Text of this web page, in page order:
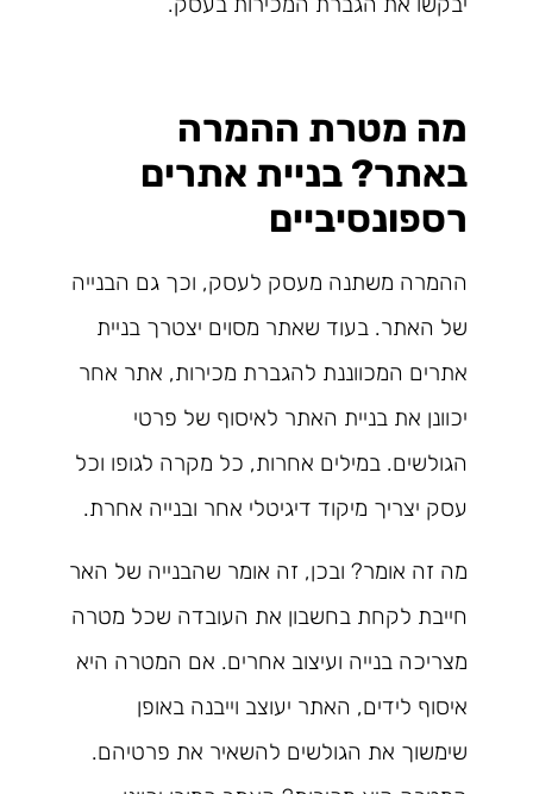
מה מטרת ההמרה
באתר? בניית אתרים
רספונסיביים
ההמרה משתנה מעסק לעסק, וכך גם הבנייה
של האתר. בעוד שאתר מסוים יצטרך בניית
אתרים המכווננת להגברת מכירות, אתר אחר
יכוונן את בניית האתר לאיסוף של פרטי
הגולשים. במילים אחרות, כל מקרה לגופו וכל
עסק יצריך מיקוד דיגיטלי אחר ובנייה אחרת.
מה זה אומר? ובכן, זה אומר שהבנייה של האר
חייבת לקחת בחשבון את העובדה שכל מטרה
מצריכה בנייה ועיצוב אחרים. אם המטרה היא
איסוף לידים, האתר יעוצב וייבנה באופן
שימשוך את הגולשים להשאיר את פרטיהם.